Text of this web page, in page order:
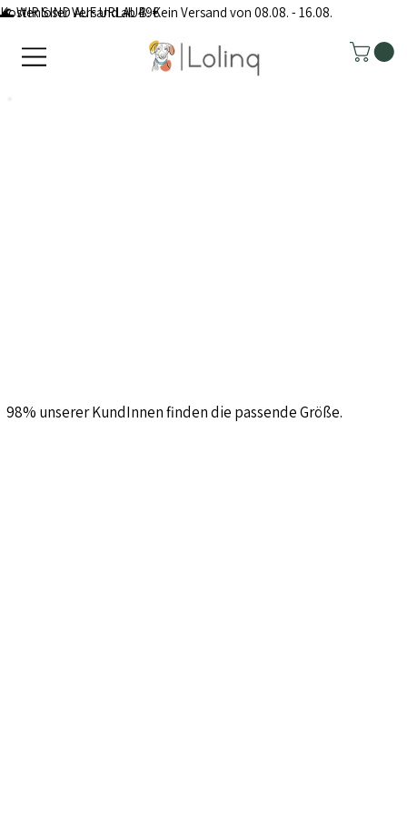
Kostenloser Versand ab 49€
🌊 WIR SIND AUF URLAUB: Kein Versand von 08.08. - 16.08.
98% unserer KundInnen finden die passende Größe.